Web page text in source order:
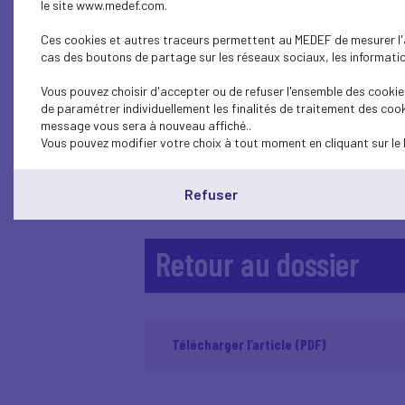
pandémie de Covid-19 et
évident pour elles de s'y
trouver le dispositif le
Ce document synthétise explique et
Par ailleurs BPI France met également à
>> Consulter la fiche récap : une fiche qui
>> Consulter le tableau de BPI France : un
Retour au dossier
Télécharger l’article (PDF)
le site www.medef.com.
Ces cookies et autres traceurs permettent au MEDEF de
cas des boutons de partage sur les réseaux sociaux, les
Vous pouvez choisir d'accepter ou de refuser l'ensemble des
de paramétrer individuellement les finalités de traitement des
message vous sera à nouveau affiché..
Vous pouvez modifier votre choix à tout moment en cliquant sur le
Refuser